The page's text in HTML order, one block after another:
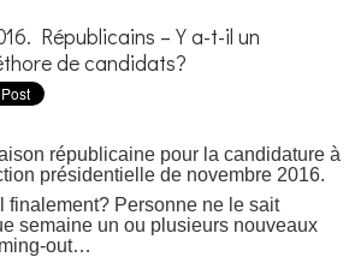
Républicains – Y a-t-il un
de candidats?
républicaine pour la candidature à
présidentielle de novembre 2016.
finalement? Personne ne le sait
semaine un ou plusieurs nouveaux
out…